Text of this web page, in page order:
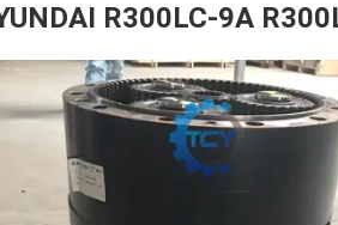
R300LC-9A